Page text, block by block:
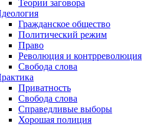
Теории заговора
Гражданское общество
Политический режим
Право
Революция и контрреволюция
Свобода слова
Приватность
Свобода слова
Справедливые выборы
Хорошая полиция